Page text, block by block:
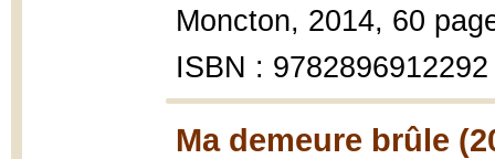
Moncton, 2014, 60
ISBN : 9782896912292
Ma demeure brûle